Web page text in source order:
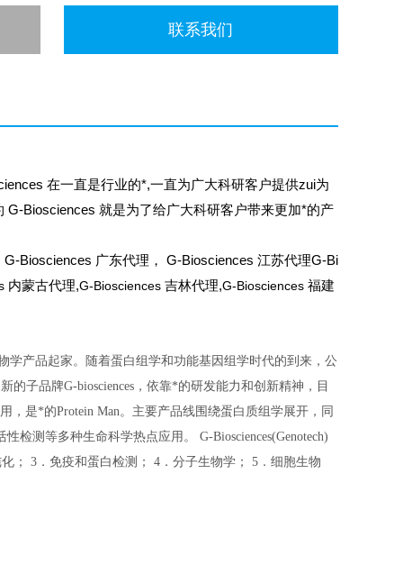
联系我们
在一直是行业的*,一直为广大科研客户提供zui为
Biosciences 就是为了给广大科研客户带来更加*的产
Biosciences 广东代理， G-Biosciences 江苏代理G-Bi
内蒙古代理,G-Biosciences 吉林代理,G-Biosciences 福建
学产品起家。随着蛋白组学和功能基因组学时代的到来，公
子品牌G-biosciences，依靠*的研发能力和创新精神，目
，是*的Protein Man。主要产品线围绕蛋白质组学展开，同
检测等多种生命科学热点应用。 G-Biosciences(Genotech)
； 3．免疫和蛋白检测； 4．分子生物学； 5．细胞生物